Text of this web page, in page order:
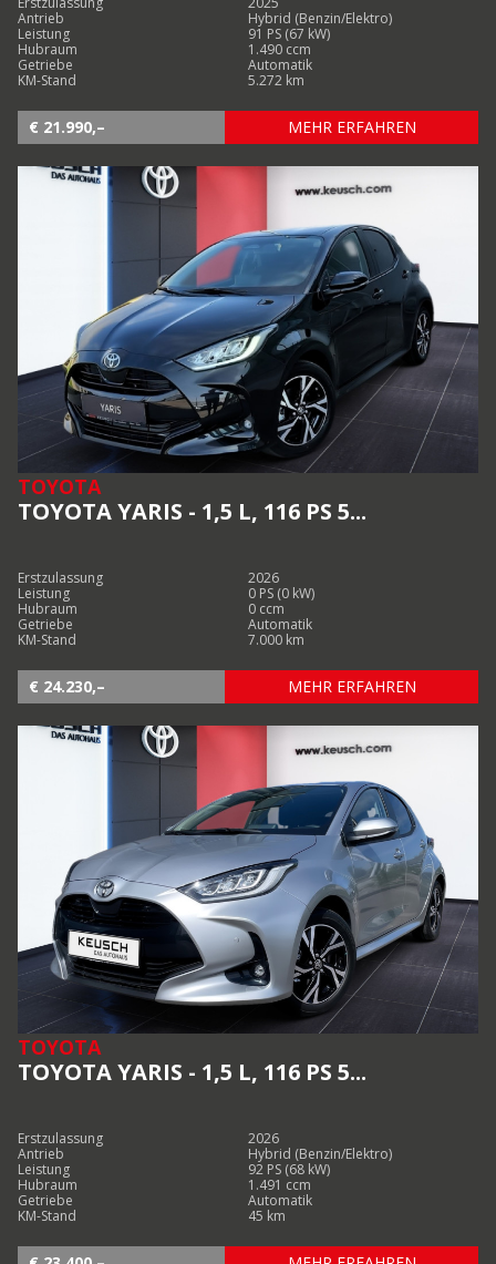
Antrieb
Hybrid (Benzin/Elektro)
Leistung
91 PS (67 kW)
Hubraum
1.490 ccm
Getriebe
Automatik
KM-Stand
5.272 km
€ 21.990,– MEHR ERFAHREN
TOYOTA
TOYOTA YARIS - 1,5 L, 116 PS 5...
Erstzulassung
2026
Leistung
0 PS (0 kW)
Hubraum
0 ccm
Getriebe
Automatik
KM-Stand
7.000 km
€ 24.230,– MEHR ERFAHREN
TOYOTA
TOYOTA YARIS - 1,5 L, 116 PS 5...
Erstzulassung
2026
Antrieb
Hybrid (Benzin/Elektro)
Leistung
92 PS (68 kW)
Hubraum
1.491 ccm
Getriebe
Automatik
KM-Stand
45 km